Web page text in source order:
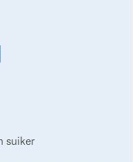
suiker